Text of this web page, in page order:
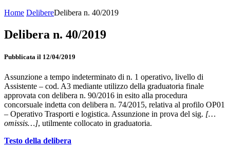
Home DelibereDelibera n. 40/2019
Delibera n. 40/2019
Pubblicata il 12/04/2019
Assunzione a tempo indeterminato di n. 1 operativo, livello di
Assistente – cod. A3 mediante utilizzo della graduatoria finale
approvata con delibera n. 90/2016 in esito alla procedura
concorsuale indetta con delibera n. 74/2015, relativa al profilo OP01
– Operativo Trasporti e logistica. Assunzione in prova del sig. […
omissis…], utilmente collocato in graduatoria.
Testo della delibera